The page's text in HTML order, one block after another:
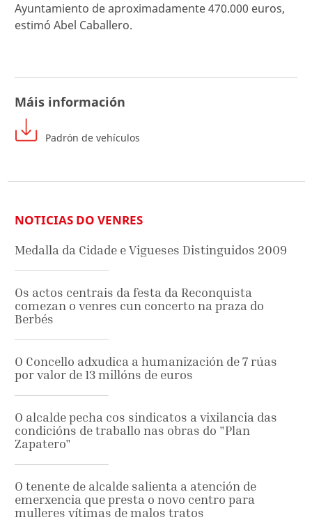
Ayuntamiento de aproximadamente 470.000 euros,
estimó Abel Caballero.
Máis información
Padrón de vehículos
NOTICIAS DO VENRES
Medalla da Cidade e Vigueses Distinguidos 2009
Os actos centrais da festa da Reconquista
comezan o venres cun concerto na praza do
Berbés
O Concello adxudica a humanización de 7 rúas
por valor de 13 millóns de euros
O alcalde pecha cos sindicatos a vixilancia das
condicións de traballo nas obras do "Plan
Zapatero"
O tenente de alcalde salienta a atención de
emerxencia que presta o novo centro para
mulleres vítimas de malos tratos